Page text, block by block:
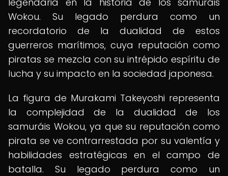
Wokou. Su legado perdura como un
recordatorio de la dualidad de estos
guerreros marítimos, cuya reputación como
piratas se mezcla con su intrépido espíritu de
lucha y su impacto en la sociedad japonesa.
La figura de Murakami Takeyoshi representa
la complejidad de la dualidad de los
samuráis Wokou, ya que su reputación como
pirata se ve contrarrestada por su valentía y
habilidades estratégicas en el campo de
batalla. Su legado perdura como un